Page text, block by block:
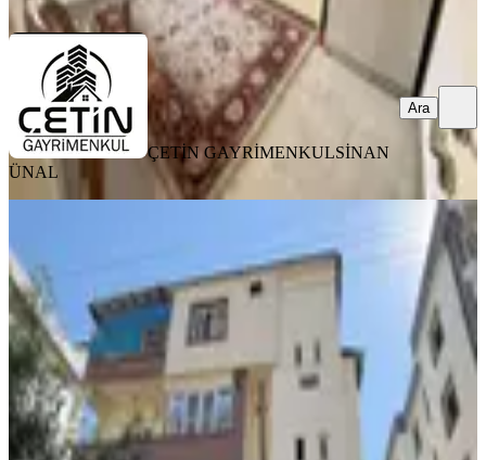
Ara
ÇETİN GAYRİMENKULSİNAN
ÜNAL
Ara
Germenicia'dan Kiralık Fatihlerde
Onikişubat Emn.müd.üzeri Daire
Onikişubat, Fatih Mahallesi
3+1 · 170 m² · 01.08.2026
23.000 ₺